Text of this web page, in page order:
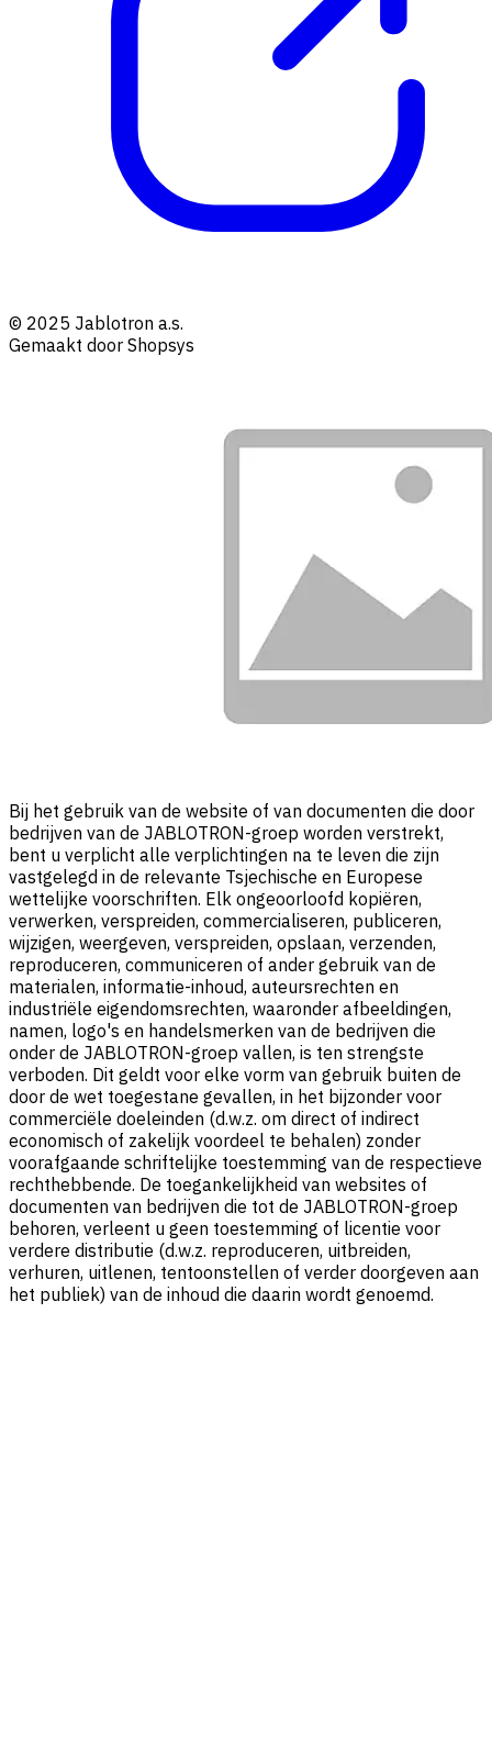
© 2025 Jablotron a.s.
Gemaakt door Shopsys
Bij het gebruik van de website of van documenten die door
bedrijven van de JABLOTRON-groep worden verstrekt,
bent u verplicht alle verplichtingen na te leven die zijn
vastgelegd in de relevante Tsjechische en Europese
wettelijke voorschriften. Elk ongeoorloofd kopiëren,
verwerken, verspreiden, commercialiseren, publiceren,
wijzigen, weergeven, verspreiden, opslaan, verzenden,
reproduceren, communiceren of ander gebruik van de
materialen, informatie-inhoud, auteursrechten en
industriële eigendomsrechten, waaronder afbeeldingen,
namen, logo's en handelsmerken van de bedrijven die
onder de JABLOTRON-groep vallen, is ten strengste
verboden. Dit geldt voor elke vorm van gebruik buiten de
door de wet toegestane gevallen, in het bijzonder voor
commerciële doeleinden (d.w.z. om direct of indirect
economisch of zakelijk voordeel te behalen) zonder
voorafgaande schriftelijke toestemming van de respectieve
rechthebbende. De toegankelijkheid van websites of
documenten van bedrijven die tot de JABLOTRON-groep
behoren, verleent u geen toestemming of licentie voor
verdere distributie (d.w.z. reproduceren, uitbreiden,
verhuren, uitlenen, tentoonstellen of verder doorgeven aan
het publiek) van de inhoud die daarin wordt genoemd.